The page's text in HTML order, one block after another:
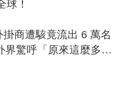
球！
掛商遭駭竟流出 6 萬名
界驚呼「原來這麼多人